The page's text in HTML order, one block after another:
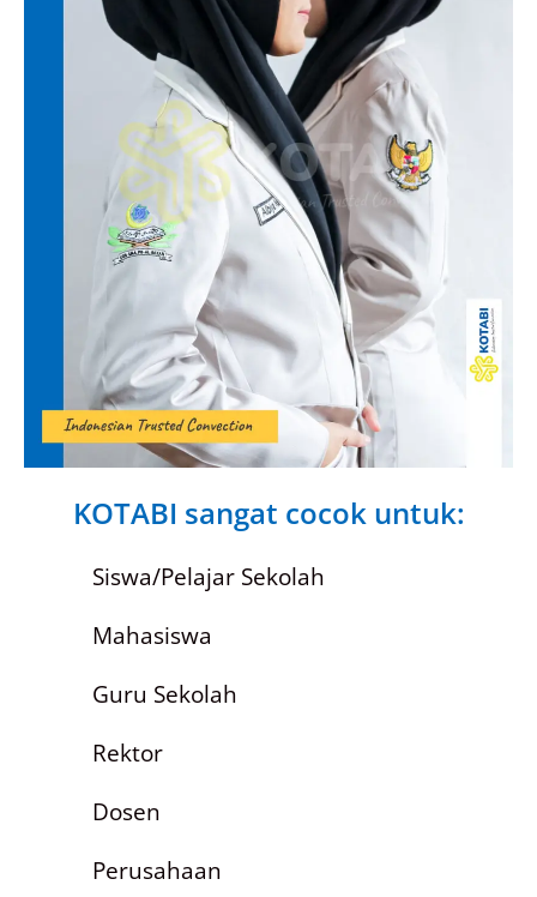
KOTABI sangat cocok untuk:
Siswa/Pelajar Sekolah
Mahasiswa
Guru Sekolah
Rektor
Dosen
Perusahaan